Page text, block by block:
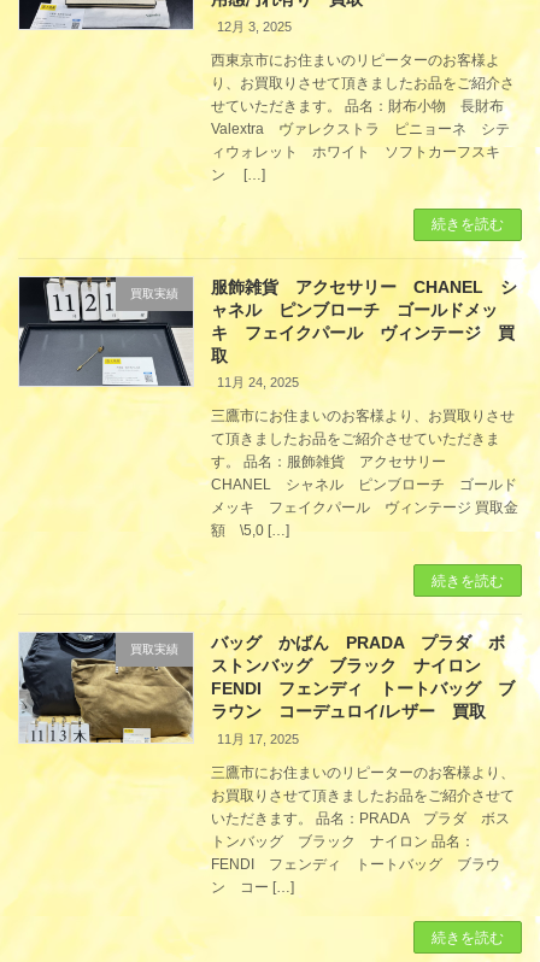
12月 3, 2025
西東京市にお住まいのリピーターのお客様よ
り、お買取りさせて頂きましたお品をご紹介さ
せていただきます。 品名：財布小物 長財布
Valextra ヴァレクストラ ピニョーネ シテ
ィウォレット ホワイト ソフトカーフスキ
ン […]
続きを読む
買取実績
服飾雑貨 アクセサリー CHANEL シ
ャネル ピンブローチ ゴールドメッ
キ フェイクパール ヴィンテージ 買
取
11月 24, 2025
三鷹市にお住まいのお客様より、お買取りさせ
て頂きましたお品をご紹介させていただきま
す。 品名：服飾雑貨 アクセサリー
CHANEL シャネル ピンブローチ ゴールド
メッキ フェイクパール ヴィンテージ 買取金
額 \5,0 […]
続きを読む
買取実績
バッグ かばん PRADA プラダ ボ
ストンバッグ ブラック ナイロン
FENDI フェンディ トートバッグ ブ
ラウン コーデュロイ/レザー 買取
11月 17, 2025
三鷹市にお住まいのリピーターのお客様より、
お買取りさせて頂きましたお品をご紹介させて
いただきます。 品名：PRADA プラダ ボス
トンバッグ ブラック ナイロン 品名：
FENDI フェンディ トートバッグ ブラウ
ン コー […]
続きを読む